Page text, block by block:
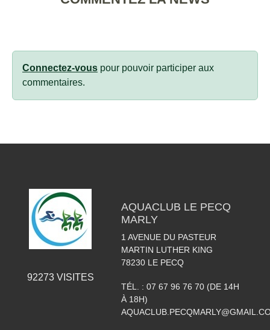
Connectez-vous pour pouvoir participer aux
commentaires.
92273VISITES
AQUACLUB LE PECQ
MARLY
1 AVENUE DU PASTEUR
MARTIN LUTHER KING
78230 LE PECQ
TÉL. : 07 67 96 76 70 (DE 14H
À 18H)